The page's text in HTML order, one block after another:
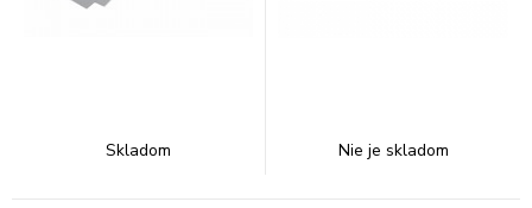
Skladom Nie je skladom